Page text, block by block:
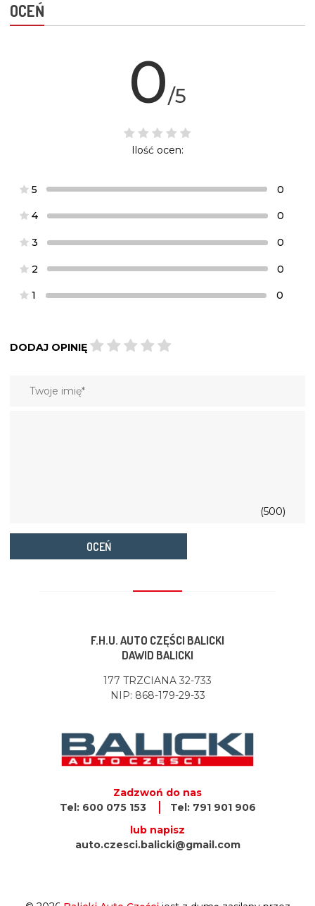
OCEŃ
0/5
Ilość ocen:
5 0
4 0
3 0
2 0
1 0
DODAJ OPINIĘ
(500)
OCEŃ
F.H.U. AUTO CZĘŚCI BALICKI
DAWID BALICKI
177 TRZCIANA 32-733
NIP: 868-179-29-33
Zadzwoń do nas
Tel: 600 075 153
Tel: 791 901 906
lub napisz
auto.czesci.balicki@gmail.com